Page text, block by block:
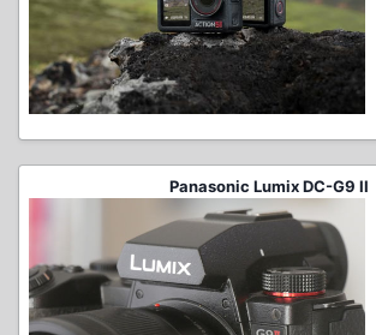
Panasonic Lumix DC-G9 II